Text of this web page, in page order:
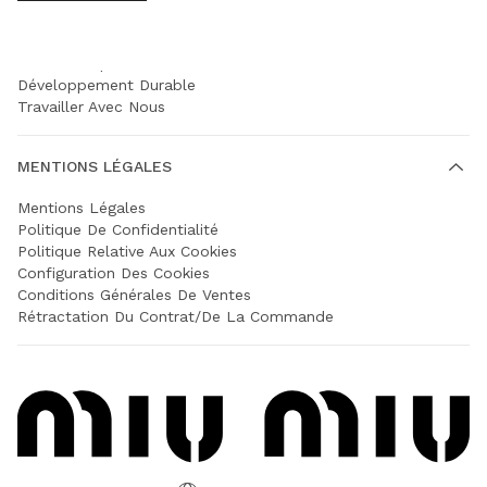
Développement Durable
Travailler Avec Nous
MENTIONS LÉGALES
Mentions Légales
Politique De Confidentialité
Politique Relative Aux Cookies
Configuration Des Cookies
Conditions Générales De Ventes
Rétractation Du Contrat/de La Commande